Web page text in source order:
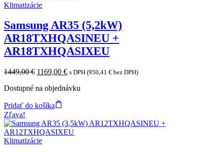
Klimatizácie
Samsung AR35 (5,2kW)
AR18TXHQASINEU +
AR18TXHQASIXEU
1449,00€ Original
was:
1169,00 €Current
is:
s DPH (950,41 € bez DPH)
Dostupné na objednávku
Pridať do košíka
Zľava!
Klimatizácie